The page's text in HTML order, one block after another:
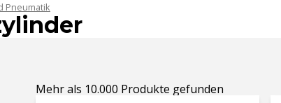
Pneumatik
Mehr als 10.000 Produkte gefunden